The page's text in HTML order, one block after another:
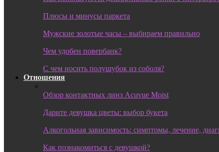
Плюсы и минусы паркета
Мужские золотые часы – выбираем правильно
Чем удобен повербанк?
С чем носить полушубок из соболя?
Отношения
Обзор контактных линз Acuvue Moist
Дарите девушка цветы: выбор букета
Алкогольная зависимость: симптомы, лечение,
Как познакомиться с девушкой?